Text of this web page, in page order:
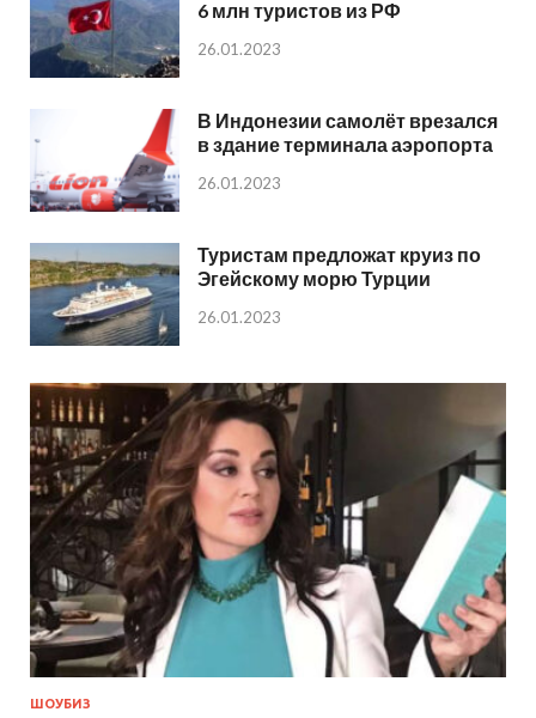
6 млн туристов из РФ
26.01.2023
В Индонезии самолёт врезался
в здание терминала аэропорта
26.01.2023
Туристам предложат круиз по
Эгейскому морю Турции
26.01.2023
ШОУБИЗ